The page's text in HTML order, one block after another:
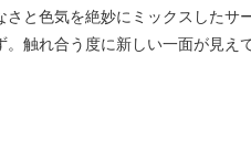
と色気を絶妙にミックスした
触れ合う度に新しい一面が見